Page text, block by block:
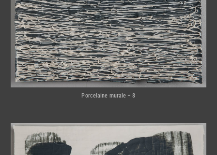
Porcelaine murale – 8